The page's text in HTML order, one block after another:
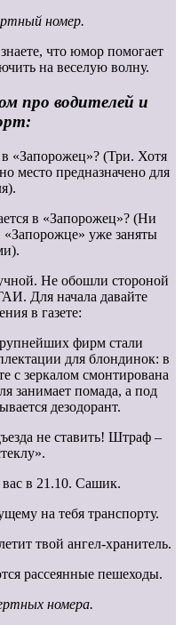
номер.
что юмор помогает
на веселую волну.
про водителей и
«Запорожец»? (Три. Хотя
место предназначено для
в «Запорожец»? (Ни
«Запорожце» уже заняты
Не обошли стороной
Для начала давайте
в газете:
фирм стали
для блондинок: в
с зеркалом смонтирована
занимает помада, а под
дезодорант.
не ставить! Штраф –
в 21.10. Сашик.
на тебя транспорту.
твой ангел-хранитель.
рассеянные пешеходы.
номера.